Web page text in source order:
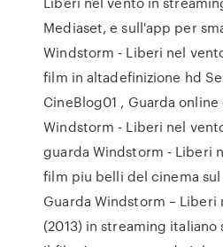
Mediaset, e sull'app per
Windstorm - Liberi nel
film in altadefinizione hd
CineBlog01 , Guarda
Windstorm - Liberi nel
guarda Windstorm - Liberi
film piu belli del cinema
Guarda Windstorm –
(2013) in streaming italiano